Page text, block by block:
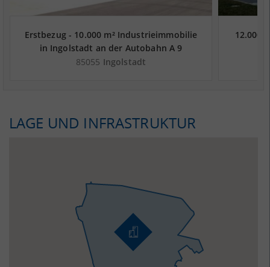
Erstbezug - 10.000 m² Industrieimmobilie
in Ingolstadt an der Autobahn A 9
85055 Ingolstadt
12.000
LAGE UND INFRASTRUKTUR